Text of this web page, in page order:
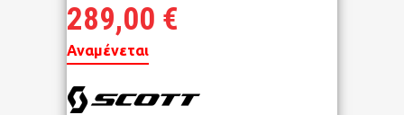
289,00 €
Αναμένεται